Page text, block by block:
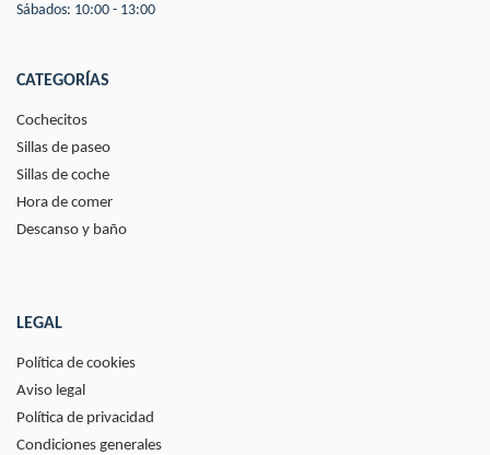
Sábados: 10:00 - 13:00
CATEGORÍAS
Cochecitos
Sillas de paseo
Sillas de coche
Hora de comer
Descanso y baño
LEGAL
Política de cookies
Aviso legal
Política de privacidad
Condiciones generales